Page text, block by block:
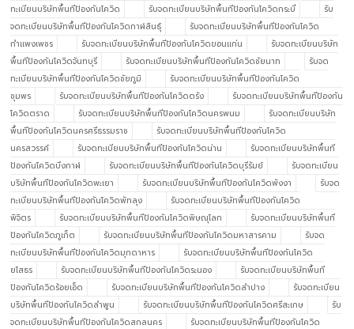
ทะเบียนบริษัทพื้นทีป้องกันโควิด
รับจดทะเบียนบริษัทพื้นทีป้องกันโควิดกระบี่
รับ
จดทะเบียนบริษัทพื้นทีป้องกันโควิดกาฬสินธุ์
รับจดทะเบียนบริษัทพื้นทีป้องกันโควิด
กำแพงเพชร
รับจดทะเบียนบริษัทพื้นทีป้องกันโควิดขอนแก่น
รับจดทะเบียนบริษัท
พื้นทีป้องกันโควิดจันทบุรี
รับจดทะเบียนบริษัทพื้นทีป้องกันโควิดชัยนาท
รับจด
ทะเบียนบริษัทพื้นทีป้องกันโควิดชัยภูมิ
รับจดทะเบียนบริษัทพื้นทีป้องกันโควิด
ชุมพร
รับจดทะเบียนบริษัทพื้นทีป้องกันโควิดตรัง
รับจดทะเบียนบริษัทพื้นทีป้องกัน
โควิดตราด
รับจดทะเบียนบริษัทพื้นทีป้องกันโควิดนครพนม
รับจดทะเบียนบริษัท
พื้นทีป้องกันโควิดนครศรีธรรมราช
รับจดทะเบียนบริษัทพื้นทีป้องกันโควิด
นครสวรรค์
รับจดทะเบียนบริษัทพื้นทีป้องกันโควิดน่าน
รับจดทะเบียนบริษัทพื้นที
ป้องกันโควิดบึงกาฬ
รับจดทะเบียนบริษัทพื้นทีป้องกันโควิดบุรีรัมย์
รับจดทะเบียน
บริษัทพื้นทีป้องกันโควิดพะเยา
รับจดทะเบียนบริษัทพื้นทีป้องกันโควิดพังงา
รับจด
ทะเบียนบริษัทพื้นทีป้องกันโควิดพัทลุง
รับจดทะเบียนบริษัทพื้นทีป้องกันโควิด
พิจิตร
รับจดทะเบียนบริษัทพื้นทีป้องกันโควิดพิษณุโลก
รับจดทะเบียนบริษัทพื้นที
ป้องกันโควิดภูเก็ต
รับจดทะเบียนบริษัทพื้นทีป้องกันโควิดมหาสารคาม
รับจด
ทะเบียนบริษัทพื้นทีป้องกันโควิดมุกดาหาร
รับจดทะเบียนบริษัทพื้นทีป้องกันโควิด
ยโสธร
รับจดทะเบียนบริษัทพื้นทีป้องกันโควิดระนอง
รับจดทะเบียนบริษัทพื้นที
ป้องกันโควิดร้อยเอ็ด
รับจดทะเบียนบริษัทพื้นทีป้องกันโควิดลำปาง
รับจดทะเบียน
บริษัทพื้นทีป้องกันโควิดลำพูน
รับจดทะเบียนบริษัทพื้นทีป้องกันโควิดศรีสะเกษ
รับ
จดทะเบียนบริษัทพื้นทีป้องกันโควิดสกลนคร
รับจดทะเบียนบริษัทพื้นทีป้องกันโควิด